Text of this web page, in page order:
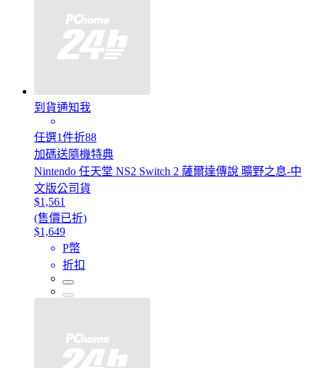
到貨通知我
任選1件折88
加碼送隨機特典
Nintendo 任天堂 NS2 Switch 2 薩爾達傳說 曠野之息-中
文版公司貨
$1,561
(售價已折)
$1,649
P幣
折扣